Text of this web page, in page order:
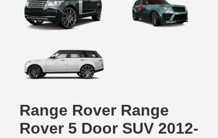
Range Rover Range
Rover 5 Door SUV 2012-